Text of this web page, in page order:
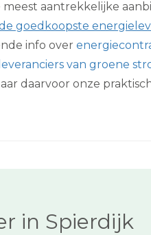
aantrekkelijke
goedkoopste
info over
leveranciers van groene
daarvoor onze
in Spierdijk